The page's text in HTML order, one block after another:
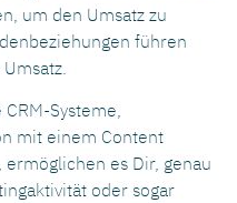
um den Umsatz zu
führen
Systeme,
mit einem Content
ermöglichen es Dir, genau
oder sogar